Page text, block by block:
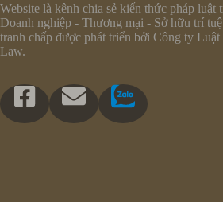
Website là kênh chia sẻ kiến thức pháp luật
Doanh nghiệp - Thương mại - Sở hữu trí
tranh chấp được phát triển bởi Công ty
Law.